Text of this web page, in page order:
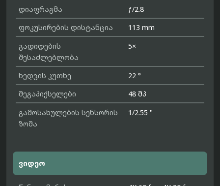
დიაფრაგმა
ƒ/2.8
ფოკუსირების დისტანცია
113 mm
გადიდების
შესაძლებლობა
5×
ხედვის კუთხე
22 °
მეგაპიქსელები
48 მპ
გამოსახულების სენსორის
ზომა
1/2.55 "
ვიდეო